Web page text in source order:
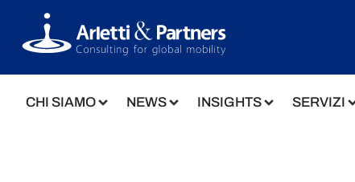
CHI SIAMO NEWS INSIGHTS SERVIZI